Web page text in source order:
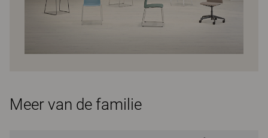
Meer van de familie